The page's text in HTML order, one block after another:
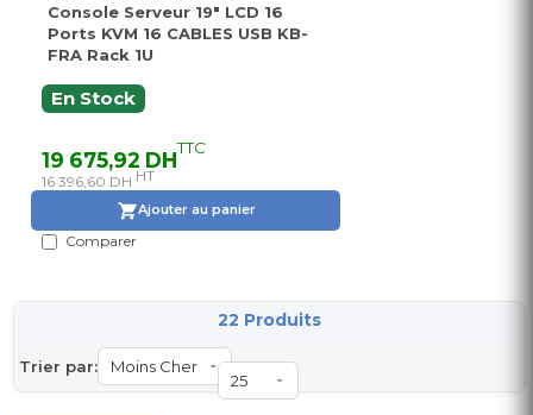
Console Serveur 19" LCD 16
Ports KVM 16 CABLES USB KB-
FRA Rack 1U
En Stock
19 675,92 DHTTC
16 396,60 DH HT
Ajouter au panier
Comparer
Trier par:
22 Produits